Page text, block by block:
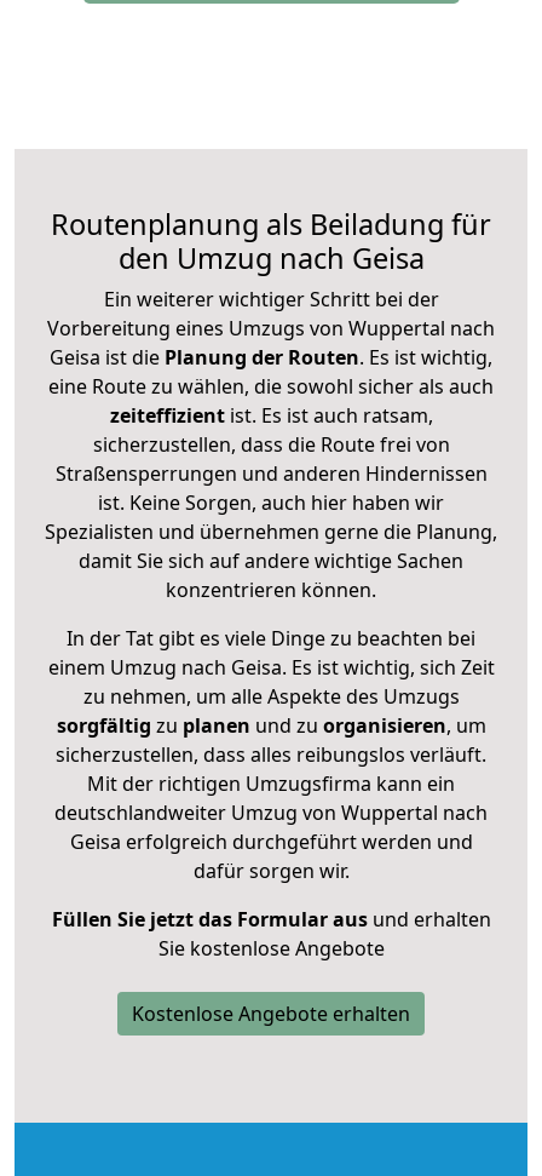
Routenplanung als Beiladung für
den Umzug nach Geisa
Ein weiterer wichtiger Schritt bei der
Vorbereitung eines Umzugs von Wuppertal nach
Geisa ist die Planung der Routen. Es ist wichtig,
eine Route zu wählen, die sowohl sicher als auch
zeiteffizientist. Es ist auch ratsam,
sicherzustellen, dass die Route frei von
Straßensperrungen und anderen Hindernissen
ist. Keine Sorgen, auch hier haben wir
Spezialisten und übernehmen gerne die Planung,
damit Sie sich auf andere wichtige Sachen
konzentrieren können.
In der Tat gibt es viele Dinge zu beachten bei
einem Umzug nach Geisa. Es ist wichtig, sich Zeit
zu nehmen, um alle Aspekte des Umzugs
sorgfältig zu planen und zu organisieren, um
sicherzustellen, dass alles reibungslos verläuft.
Mit der richtigen Umzugsfirma kann ein
deutschlandweiter Umzug von Wuppertal nach
Geisa erfolgreich durchgeführt werden und
dafür sorgen wir.
Füllen Sie jetzt das Formular ausund erhalten
Sie kostenlose Angebote
Kostenlose Angebote erhalten